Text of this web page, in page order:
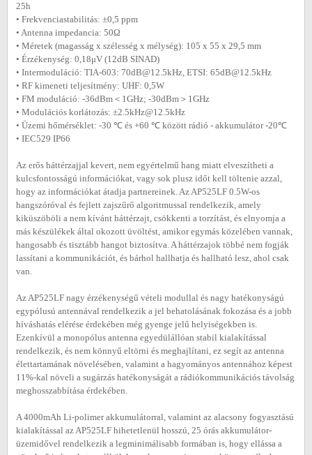
25h
• Frekvenciastabilitás: ±0,5 ppm
• Antenna impedancia: 50Ω
• Méretek (magasság x szélesség x mélység): 105 x 55 x 29,5 mm
• Érzékenység: 0,18μV (12dB SINAD)
• Intermoduláció: TIA-603: 70dB@12.5kHz, ETSI: 65dB@12.5kHz
• RF kimeneti teljesítmény: UHF: 0,5W
• FM moduláció: -36dBm＜1GHz; -30dBm＞1GHz
• Modulációs korlátozás: ±2.5kHz@12.5kHz
• Üzemi hőmérséklet: -30 ℃ és +60 ℃ között rádió - akkumulátor -20℃
• IEC529 IP66
Az erős háttérzajjal kevert, nem egyértelmű hang miatt elveszítheti a
kulcsfontosságú információkat, vagy sok plusz időt kell töltenie azzal,
hogy az információkat átadja partnereinek. Az AP525LF 0.5W-os
hangszóróval és fejlett zajszűrő algoritmussal rendelkezik, amely
kiküszöböli a nem kívánt háttérzajt, csökkenti a torzítást, és elnyomja a
más készülékek által okozott üvöltést, amikor egymás közelében vannak,
hangosabb és tisztább hangot biztosítva. A háttérzajok többé nem fogják
lassítani a kommunikációt, és bárhol hallhatja és hallható lesz, ahol csak
van.
Az AP525LF nagy érzékenységű vételi modullal és nagy hatékonyságú
egypólusú antennával rendelkezik a jel behatolásának fokozása és a jobb
híváshatás elérése érdekében még gyenge jelű helyiségekben is.
Ezenkívül a monopólus antenna egyedülállóan stabil kialakítással
rendelkezik, és nem könnyű eltörni és meghajlítani, ez segít az antenna
élettartamának növelésében, valamint a hagyományos antennához képest
11%-kal növeli a sugárzás hatékonyságát a rádiókommunikációs távolság
meghosszabbítása érdekében.
A 4000mAh Li-polimer akkumulátorral, valamint az alacsony fogyasztású
kialakítással az AP525LF hihetetlenül hosszú, 25 órás akkumulátor-
üzemidővel rendelkezik a legminimálisabb formában is, hogy ellássa a